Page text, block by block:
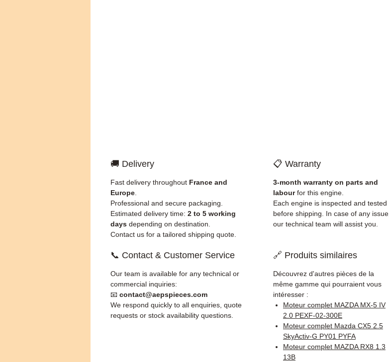
🚚 Delivery
Fast delivery throughout France and
Europe
Professional and secure packaging.
Estimated delivery time: 2 to 5 working
days depending on destination.
Contact us for a tailored shipping quote.
📋 Warranty
3-month warranty on parts and
labourfor this engine.
Each engine is inspected and tested
before shipping. In case of any issue,
our technical team will assist you.
📞 Contact & Customer Service
Our team is available for any technical or
commercial inquiries:
📧 contact@aepspieces.com
We respond quickly to all enquiries, quote
requests or stock availability questions.
🔗 Produits similaires
Découvrez d'autres pièces de la
même gamme qui pourraient vous
intéresser :
Moteur complet MAZDA MX-5 IV
2.0 PEXF-02-300E
Moteur complet Mazda CX5 2.5
SkyActiv-G PY01 PYFA
Moteur complet MAZDA RX8 1.3
13B